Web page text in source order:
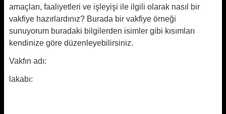
amaçları, faaliyetleri ve işleyişi ile ilgili olarak nasıl bir
vakfiye hazırlardınız? Burada bir vakfiye örneği
sunuyorum buradaki bilgilerden isimler gibi kısımları
kendinize göre düzenleyebilirsiniz.
Vakfın adı:
lakabı: